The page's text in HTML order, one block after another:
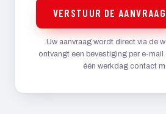
VERSTUUR DE AANVRAAG
Uw aanvraag wordt direct via de
ontvangt een bevestiging per e-mail
één werkdag contact